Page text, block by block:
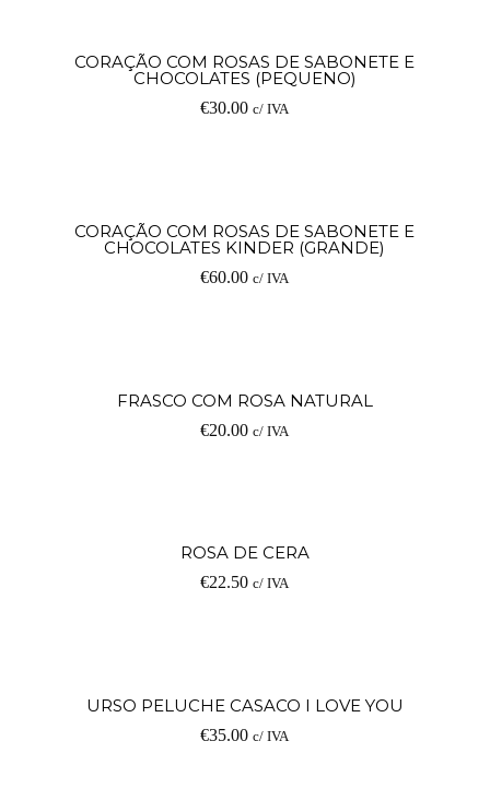
CORAÇÃO COM ROSAS DE SABONETE E
CHOCOLATES (PEQUENO)
€30.00 c/ IVA
CORAÇÃO COM ROSAS DE SABONETE E
CHOCOLATES KINDER (GRANDE)
€60.00 c/ IVA
FRASCO COM ROSA NATURAL
€20.00 c/ IVA
ROSA DE CERA
€22.50 c/ IVA
URSO PELUCHE CASACO I LOVE YOU
€35.00 c/ IVA